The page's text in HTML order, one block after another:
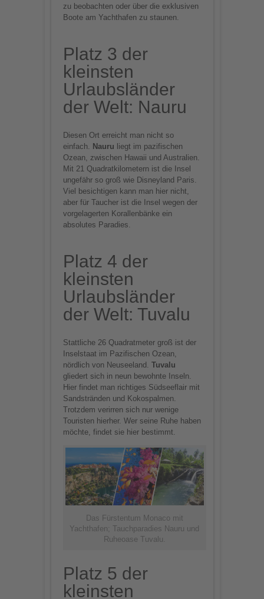
zu beobachten oder über die exklusiven
Boote am Yachthafen zu staunen.
Platz 3 der
kleinsten
Urlaubsländer
der Welt: Nauru
Diesen Ort erreicht man nicht so
einfach. Nauru liegt im pazifischen
Ozean, zwischen Hawaii und Australien.
Mit 21 Quadratkilometern ist die Insel
ungefähr so groß wie Disneyland Paris.
Viel besichtigen kann man hier nicht,
aber für Taucher ist die Insel wegen der
vorgelagerten Korallenbänke ein
absolutes Paradies.
Platz 4 der
kleinsten
Urlaubsländer
der Welt: Tuvalu
Stattliche 26 Quadratmeter groß ist der
Inselstaat im Pazifischen Ozean,
nördlich von Neuseeland. Tuvalu
gliedert sich in neun bewohnte Inseln.
Hier findet man richtiges Südseeflair mit
Sandstränden und Kokospalmen.
Trotzdem verirren sich nur wenige
Touristen hierher. Wer seine Ruhe haben
möchte, findet sie hier bestimmt.
Das Fürstentum Monaco mit
Yachthafen; Tauchparadies Nauru und
Ruheoase Tuvalu.
Platz 5 der
kleinsten